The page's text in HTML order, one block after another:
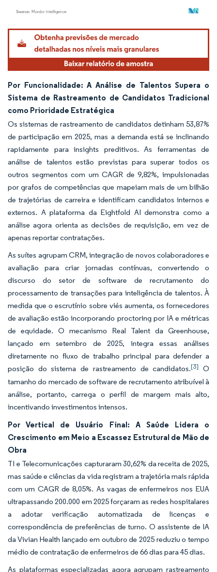
Imagem © Mordor Intelligence. O reuso requer atribuição conforme CC BY 4.0.
Por Funcionalidade: A Análise de Talentos Supera o
Sistema de Rastreamento de Candidatos Tradicional
como Prioridade Estratégica
Os sistemas de rastreamento de candidatos detinham 53,87%
de participação em 2025, mas a demanda está se inclinando
rapidamente para insights preditivos. As ferramentas de
análise de talentos estão previstas para superar todos os
outros segmentos com um CAGR de 9,82%, impulsionadas
por grafos de competências que mapeiam mais de um bilhão
de trajetórias de carreira e identificam candidatos internos e
externos. A plataforma da Eightfold AI demonstra como a
análise agora orienta as decisões de requisição, em vez de
apenas reportar contratações.
As suítes agrupam CRM, integração de novos colaboradores e
avaliação para criar jornadas contínuas, convertendo o
discurso do setor de software de recrutamento do
processamento de transações para inteligência de talentos. À
medida que o escrutínio sobre viés aumenta, os fornecedores
de avaliação estão incorporando proctoring por IA e métricas
de equidade. O mecanismo Real Talent da Greenhouse,
lançado em setembro de 2025, integra essas análises
diretamente no fluxo de trabalho principal para defender a
posição do sistema de rastreamento de candidatos.[3] O
tamanho do mercado de software de recrutamento atribuível à
análise, portanto, carrega o perfil de margem mais alto,
incentivando investimentos intensos.
Por Vertical de Usuário Final: A Saúde Lidera o
Crescimento em Meio a Escassez Estrutural de Mão de
Obra
TI e Telecomunicações capturaram 30,62% da receita de 2025,
mas saúde e ciências da vida registram a trajetória mais rápida
com um CAGR de 8,05%. As vagas de enfermeiros nos EUA
ultrapassando 200.000 em 2025 forçaram as redes hospitalares
a adotar verificação automatizada de licenças e
correspondência de preferências de turno. O assistente de IA
da Vivian Health lançado em outubro de 2025 reduziu o tempo
médio de contratação de enfermeiros de 66 dias para 45 dias.
As plataformas especializadas agora agrupam rastreamento